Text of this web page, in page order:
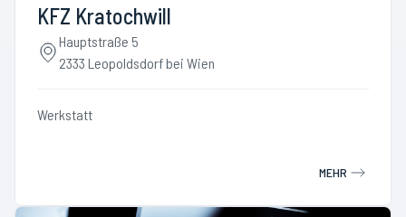
KFZ Kratochwill
Hauptstraße 5
2333 Leopoldsdorf bei Wien
Werkstatt
MEHR